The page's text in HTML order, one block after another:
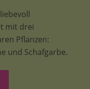
mit drei
Pflanzen:
und Schafgarbe.